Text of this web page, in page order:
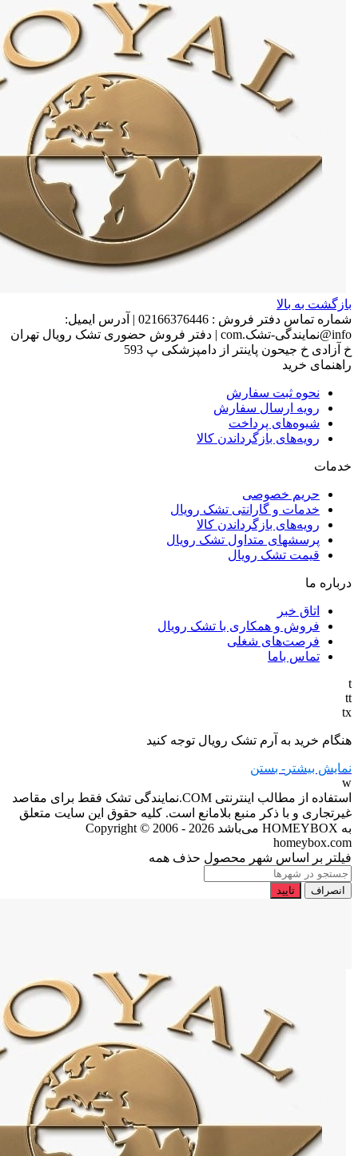
بازگشت به بالا
شماره تماس دفتر فروش : 02166376446
| آدرس ایمیل:
info@نمایندگی-تشک.com
| دفتر فروش حضوری تشک رویال تهران
خ آزادی خ جیحون پاینتر از دامپزشکی پ 593
راهنمای خرید
نحوه ثبت سفارش
رویه ارسال سفارش
شیوه‌های پرداخت
رویه‌های بازگرداندن کالا
خدمات
حریم خصوصی
خدمات و گارانتی تشک رویال
رویه‌های بازگرداندن کالا
پرسشهای متداول تشک رویال
قیمت تشک رویال
درباره ما
اتاق خبر
فروش و همکاری با تشک رویال
فرصت‌های شغلی
تماس باما
t
tt
tx
هنگام خرید به آرم تشک رویال توجه کنید
نمایش بیشتر - بستن
w
استفاده از مطالب اینترنتی COM.نمایندگی تشک فقط برای مقاصد
غیرتجاری و با ذکر منبع بلامانع است. کلیه حقوق این سایت متعلق
به HOMEYBOX می‌باشد
Copyright © 2006 - 2026
homeybox.com
فیلتر بر اساس شهر محصول حذف همه
انصراف تایید